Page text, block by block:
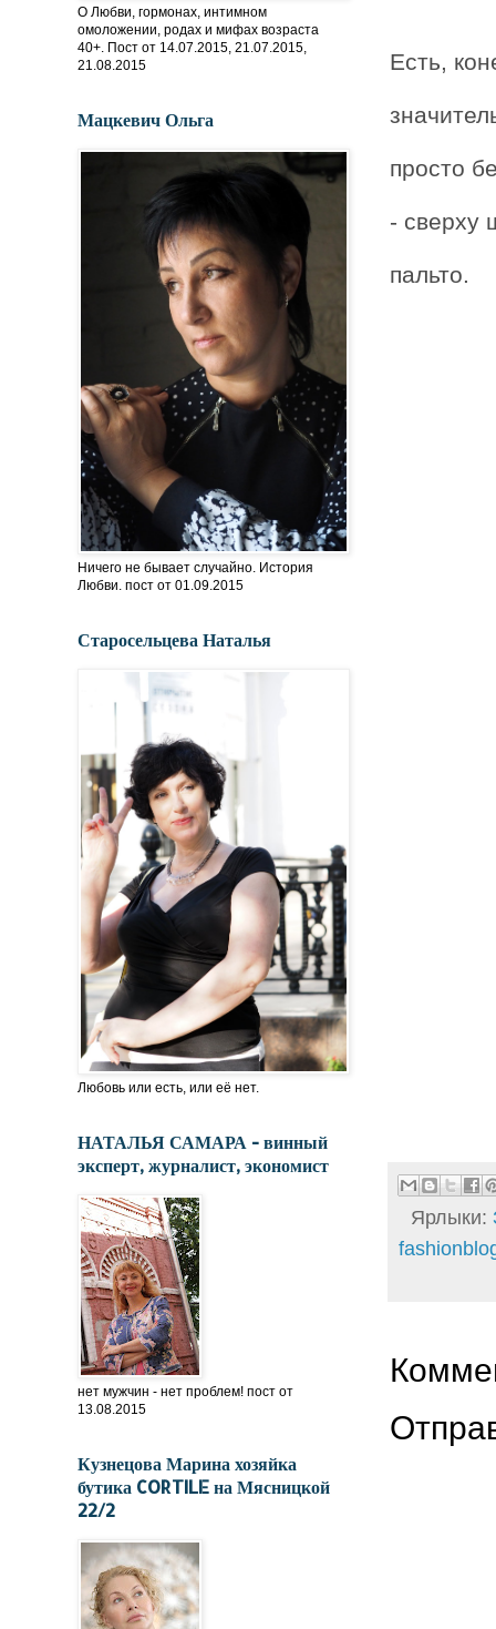
Есть,
просто
- сверху
пальто.
Ярлыки:
О Любви, гормонах, интимном
омоложении, родах и мифах возраста
40+. Пост от 14.07.2015, 21.07.2015,
21.08.2015
Мацкевич Ольга
Ничего не бывает случайно. История
Любви. пост от 01.09.2015
Старосельцева Наталья
Любовь или есть, или её нет.
НАТАЛЬЯ САМАРА - винный
эксперт, журналист, экономист
нет мужчин - нет проблем! пост от
13.08.2015
Кузнецова Марина хозяйка
бутика CORTILE на Мясницкой
22/2